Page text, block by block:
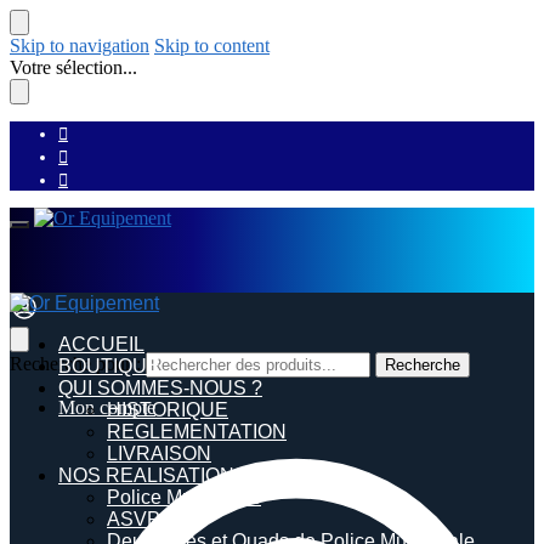
Skip to navigation Skip to content
Votre sélection...
Recherche pour : Recherche
Mon compte
ACCUEIL
BOUTIQUE
QUI SOMMES-NOUS ?
HISTORIQUE
REGLEMENTATION
LIVRAISON
NOS REALISATIONS
Police Municipale
ASVP